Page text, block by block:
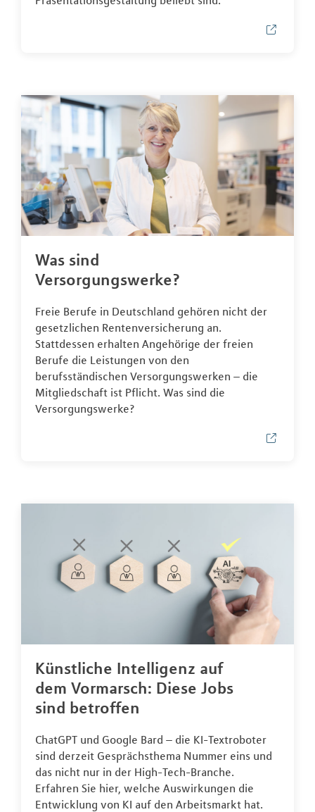
Was sind
Versorgungswerke?
Freie Berufe in Deutschland gehören nicht der
gesetzlichen Rentenversicherung an.
Stattdessen erhalten Angehörige der freien
Berufe die Leistungen von den
berufsständischen Versorgungswerken – die
Mitgliedschaft ist Pflicht. Was sind die
Versorgungswerke?
Künstliche Intelligenz auf
dem Vormarsch: Diese Jobs
sind betroffen
ChatGPT und Google Bard – die KI-Textroboter
sind derzeit Gesprächsthema Nummer eins und
das nicht nur in der High-Tech-Branche.
Erfahren Sie hier, welche Auswirkungen die
Entwicklung von KI auf den Arbeitsmarkt hat.